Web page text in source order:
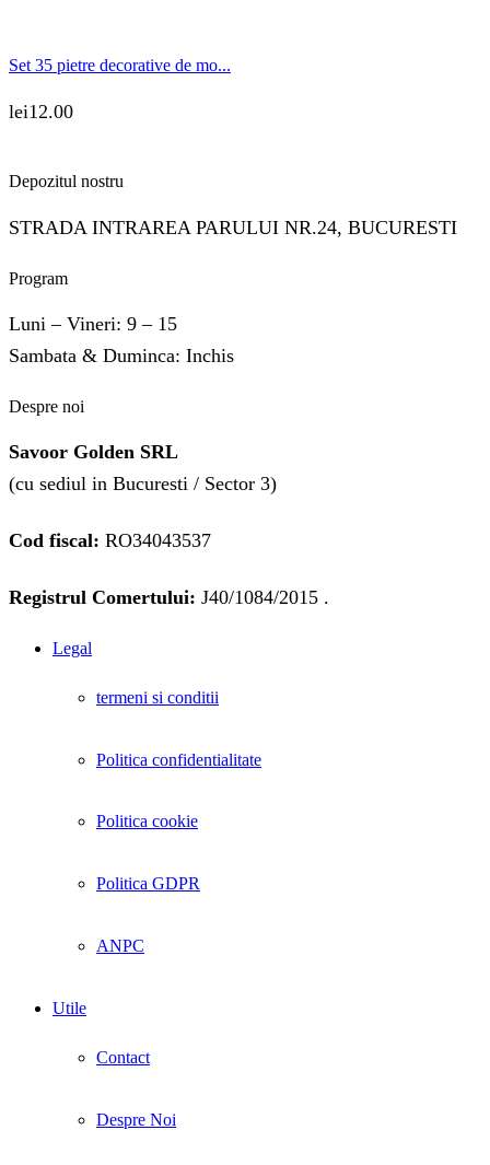
Set 35 pietre decorative de mo...
lei12.00
Depozitul nostru
STRADA INTRAREA PARULUI NR.24, BUCURESTI
Program
Luni – Vineri: 9 – 15
Sambata & Duminca: Inchis
Despre noi
Savoor Golden SRL
(cu sediul in Bucuresti / Sector 3)
Cod fiscal: RO34043537
Registrul Comertului: J40/1084/2015 .
Legal
termeni si conditii
Politica confidentialitate
Politica cookie
Politica GDPR
ANPC
Utile
Contact
Despre Noi